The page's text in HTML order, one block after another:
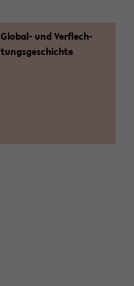
Global-​ und Ver­flech­
tungs­ge­schich­te